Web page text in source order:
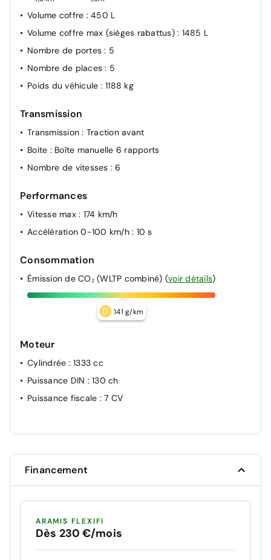
Volume coffre : 450 L
Volume coffre max (sièges rabattus) : 1485 L
Nombre de portes: 5
Nombre de places: 5
Poids du véhicule : 1188 kg
Transmission
Transmission: Traction avant
Boite : Boîte manuelle 6 rapports
Nombre de vitesses : 6
Performances
Vitesse max : 174 km/h
Accélération 0-100 km/h : 10 s
Consommation
Émission de CO₂ (WLTP combiné) (voir détails)
D 141 g/km
Moteur
Cylindrée : 1333 cc
Puissance DIN : 130 ch
Puissance fiscale : 7 CV
Financement
ARAMIS FLEXIFI
Dès 230 €/mois